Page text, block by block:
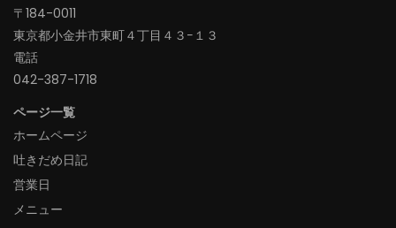
〒184-0011
東京都小金井市東町４丁目４３−１３
電話
042-387-1718‬
ページ一覧
ホームページ
吐きだめ日記
営業日
メニュー